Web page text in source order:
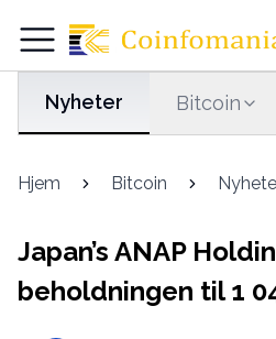
Nyheter Bitcoin
Hjem Bitcoin
Japan’s ANAP
beholdningen til 1